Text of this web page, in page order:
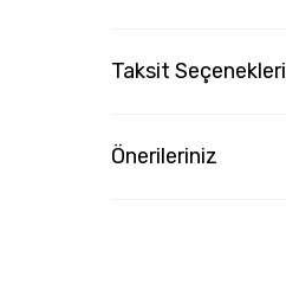
Taksit Seçenekleri
Önerileriniz